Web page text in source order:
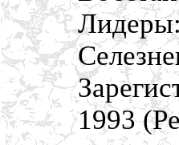
1993